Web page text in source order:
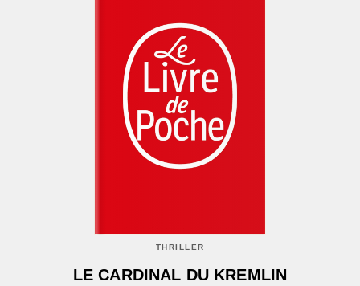
THRILLER
LE CARDINAL DU KREMLIN